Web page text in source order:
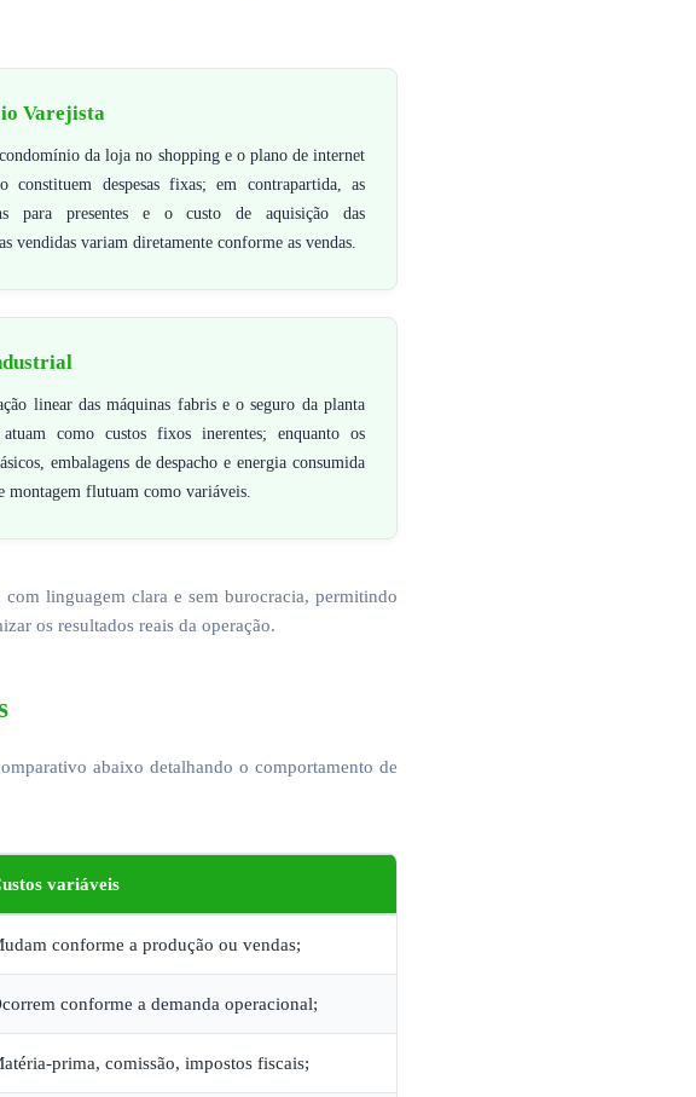
Varejista
da loja no shopping e o plano de internet
constituem despesas fixas; em contrapartida, as
para presentes e o custo de aquisição das
vendidas variam diretamente conforme as vendas.
linear das máquinas fabris e o seguro da planta
como custos fixos inerentes; enquanto os
embalagens de despacho e energia consumida
montagem flutuam como variáveis.
linguagem clara e sem burocracia, permitindo
os resultados reais da operação.
abaixo detalhando o comportamento de
variáveis
conforme a produção ou vendas;
conforme a demanda operacional;
prima, comissão, impostos fiscais;